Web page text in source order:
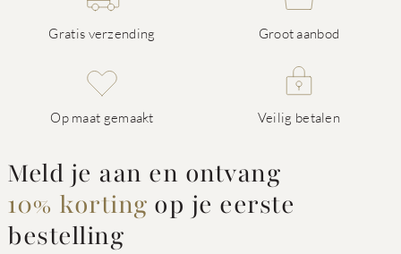
Gratis verzending Groot aanbod
Op maat gemaakt Veilig betalen
Meld je aan en ontvang
10% korting op je eerste
bestelling